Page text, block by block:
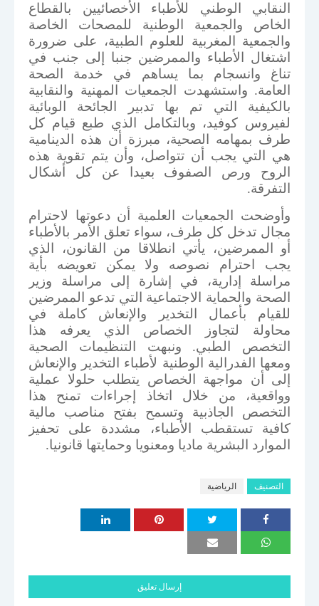
النقابي الوطني للأطباء الأخصائيين بالقطاع
الخاص والجمعية الوطنية للمصحات الخاصة
والجمعية المغربية للعلوم الطبية، على ضرورة
اشتغال الأطباء والممرضين جنبا إلى جنب في
تناغ وانسجام بما يساهم في خدمة الصحة
العامة. واستشهدت الجمعيات المهنية والنقابية
بالكيفية التي تم بها تدبير الجائحة الوبائية
لفيروس كوفيد، وبالتكامل الذي طبع قيام كل
طرف بمهامه الصحية، مبرزة أن هذه الدينامية
هي التي يجب أن تتواصل، وأن يتم تقوية هذه
الروح ورص الصفوف بعيدا عن كل أشكال
التفرقة.
وأوضحت الجمعيات العلمية أن دعوتها لاحترام
مجال تدخل كل طرف، سواء تعلق الأمر بالأطباء
أو الممرضين، يأتي انطلاقا من القانون، الذي
يجب احترام نصوصه ولا يمكن تعويضه بأية
مراسلة إدارية، في إشارة إلى مراسلة وزير
الصحة والحماية الاجتماعية التي تدعو الممرضين
للقيام بأعمال التخدير والإنعاش كاملة في
محاولة لتجاوز الخصاص الذي يعرفه هذا
التخصص الطبي. ونبهت التنظيمات الصحية
ومعها الفدرالية الوطنية لأطباء التخدير والإنعاش
إلى أن مواجهة الخصاص يتطلب حلولا عملية
وواقعية، من خلال اتخاذ إجراءات تمنح هذا
التخصص الجاذبية وتسمح بفتح مناصب مالية
كافية تستقطب الأطباء، مشددة على تحفيز
الموارد البشرية ماديا ومعنويا وحمايتها قانونيا.
التصنيف الرياضية
إرسال تعليق